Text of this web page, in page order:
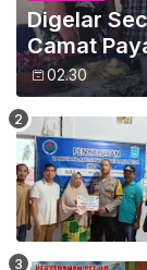
Digelar
Camat
02.30